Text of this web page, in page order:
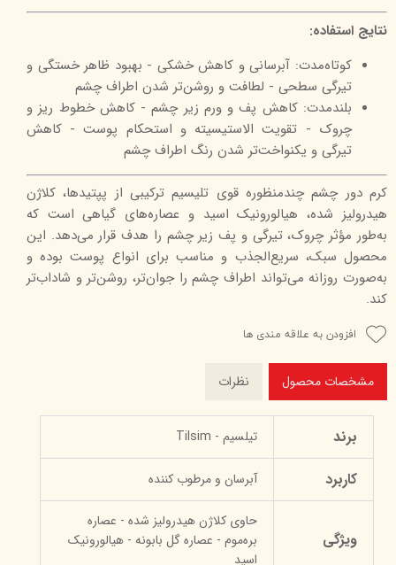
نتایج استفاده:
کوتاه‌مدت: آبرسانی و کاهش خشکی - بهبود ظاهر خستگی و
تیرگی سطحی - لطافت و روشن‌تر شدن اطراف چشم
بلندمدت: کاهش پف و ورم زیر چشم - کاهش خطوط ریز و
چروک - تقویت الاستیسیته و استحکام پوست - کاهش
تیرگی و یکنواخت‌تر شدن رنگ اطراف چشم
کرم دور چشم چندمنظوره قوی تلیسیم ترکیبی از پپتیدها، کلاژن
هیدرولیز شده، هیالورونیک اسید و عصاره‌های گیاهی است که
به‌طور مؤثر چروک، تیرگی و پف زیر چشم را هدف قرار می‌دهد. این
محصول سبک، سریع‌الجذب و مناسب برای انواع پوست بوده و
به‌صورت روزانه می‌تواند اطراف چشم را جوان‌تر، روشن‌تر و شاداب‌تر
کند.
افزودن به علاقه مندی ها
مشخصات محصول نظرات
برند تیلسیم - Tilsim
کاربرد آبرسان و مرطوب کننده
ویژگی
حاوی کلاژن هیدرولیز شده - عصاره
بره‌موم - عصاره گل بابونه - هیالورونیک
اسید